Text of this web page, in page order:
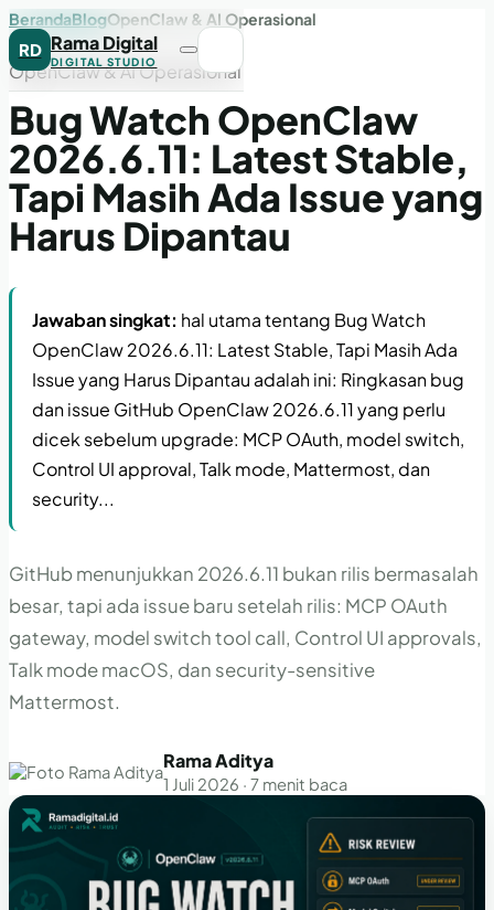
RD Rama Digital
DIGITAL STUDIO
BerandaBlogOpenClaw & AI Operasional
OpenClaw & AI Operasional
Bug Watch OpenClaw
2026.6.11: Latest Stable,
Tapi Masih Ada Issue yang
Harus Dipantau
Jawaban singkat: hal utama tentang Bug Watch
OpenClaw 2026.6.11: Latest Stable, Tapi Masih Ada
Issue yang Harus Dipantau adalah ini: Ringkasan bug
dan issue GitHub OpenClaw 2026.6.11 yang perlu
dicek sebelum upgrade: MCP OAuth, model switch,
Control UI approval, Talk mode, Mattermost, dan
security...
GitHub menunjukkan 2026.6.11 bukan rilis bermasalah
besar, tapi ada issue baru setelah rilis: MCP OAuth
gateway, model switch tool call, Control UI approvals,
Talk mode macOS, dan security-sensitive
Mattermost.
Rama Aditya
1 Juli 2026 · 7 menit baca